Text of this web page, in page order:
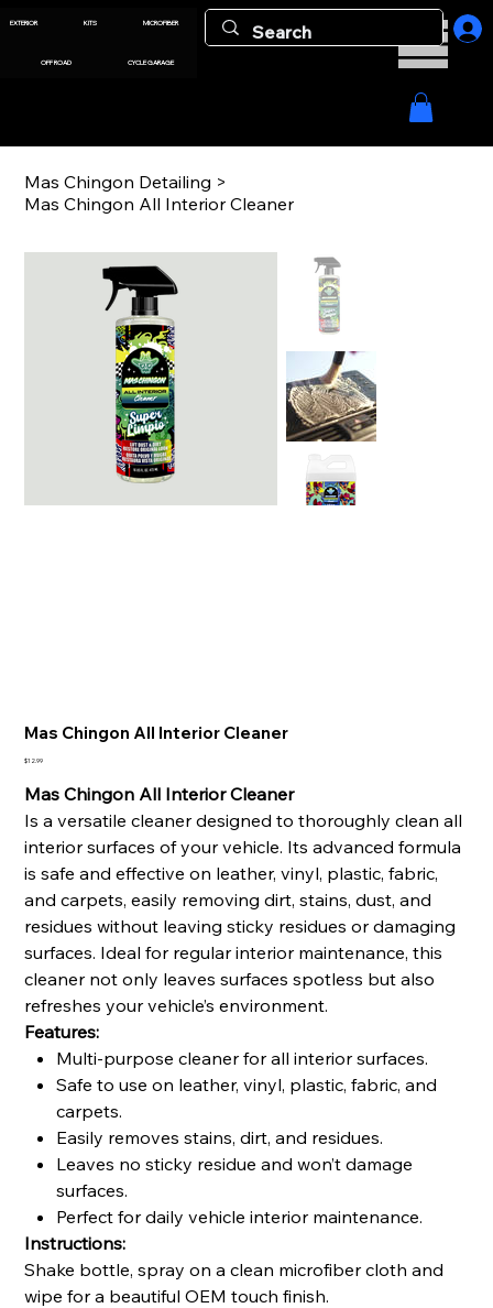
EXTERIOR KITS MICROFIBER
OFF ROAD CYCLE GARAGE
Mas Chingon Detailing >
Mas Chingon All Interior Cleaner
Mas Chingon All Interior Cleaner
Price
$12.99
Mas Chingon All Interior Cleaner
Is a versatile cleaner designed to thoroughly clean all
interior surfaces of your vehicle. Its advanced formula
is safe and effective on leather, vinyl, plastic, fabric,
and carpets, easily removing dirt, stains, dust, and
residues without leaving sticky residues or damaging
surfaces. Ideal for regular interior maintenance, this
cleaner not only leaves surfaces spotless but also
refreshes your vehicle’s environment.
Features:
Multi-purpose cleaner for all interior surfaces.
Safe to use on leather, vinyl, plastic, fabric, and
carpets.
Easily removes stains, dirt, and residues.
Leaves no sticky residue and won’t damage
surfaces.
Perfect for daily vehicle interior maintenance.
Instructions:
Shake bottle, spray on a clean microfiber cloth and
wipe for a beautiful OEM touch finish.